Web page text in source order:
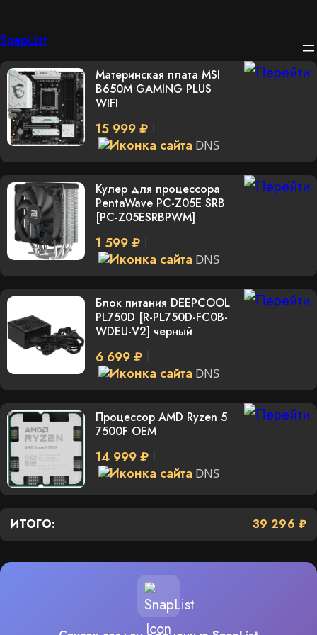
Перейти
к
содержимому
SnapList
Материнская плата MSI
B650M GAMING PLUS
WIFI
15 999 ₽
DNS
Кулер для процессора
PentaWave PC-Z05E SRB
[PC-Z05ESRBPWM]
1 599 ₽
DNS
Блок питания DEEPCOOL
PL750D [R-PL750D-FC0B-
WDEU-V2] черный
6 699 ₽
DNS
Процессор AMD Ryzen 5
7500F OEM
14 999 ₽
DNS
ИТОГО: 39 296 ₽